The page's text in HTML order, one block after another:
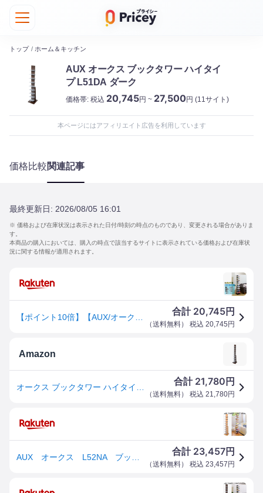
トップ / ホーム＆キッチン
AUX オークス ブックタワー ハイタイ
プ L51DA ダーク
価格帯: 税込 20,745円 ~ 27,500円 (11サイト)
本ページにはアフィリエイト広告を利用しています
価格比較関連記事
最終更新日: 2026/08/05 16:01
※ 価格および在庫状況は表示された日付/時刻の時点のものであり、変更される場合がありま
す。
本商品の購入においては、購入の時点で該当するサイトに表示されている価格および在庫状
況に関する情報が適用されます。
合計 20,745円
（送料無料） 税込 20,745 円
Amazon
合計 21,780 円
（送料無料） 税込 21,780円
合計 23,457円
（送料無料） 税込 23,457 円